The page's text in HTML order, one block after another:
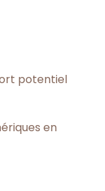
potentiel
en